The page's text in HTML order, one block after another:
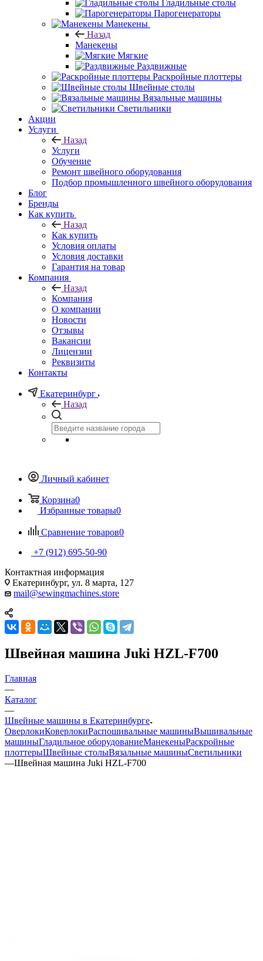
Гладильные столы
Парогенераторы
Манекены
Назад
Манекены
Мягкие
Раздвижные
Раскройные плоттеры
Швейные столы
Вязальные машины
Светильники
Акции
Услуги
Назад
Услуги
Обучение
Ремонт швейного оборудования
Подбор промышленного швейного оборудования
Блог
Бренды
Как купить
Назад
Как купить
Условия оплаты
Условия доставки
Гарантия на товар
Компания
Назад
Компания
О компании
Новости
Отзывы
Вакансии
Лицензии
Реквизиты
Контакты
Екатеринбург
Назад
Личный кабинет
Корзина0
Избранные товары0
Сравнение товаров0
+7 (912) 695-50-90
Контактная информация
Екатеринбург, ул. 8 марта, 127
mail@sewingmachines.store
Швейная машина Juki HZL-F700
Главная
—
Каталог
—
Швейные машины в Екатеринбурге
ОверлокиКоверлокиРаспошивальные машиныВышивальные
машиныГладильное оборудованиеМанекеныРаскройные
плоттерыШвейные столыВязальные машиныСветильники
—Швейная машина Juki HZL-F700